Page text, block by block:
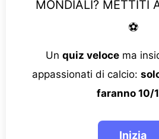
MONDIALI? METTITI
⚽
Un quiz velocema
appassionati di calcio:
faranno 10/